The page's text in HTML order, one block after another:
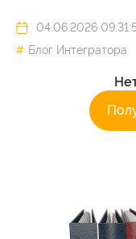
04.06.2026
Блог Интегратора